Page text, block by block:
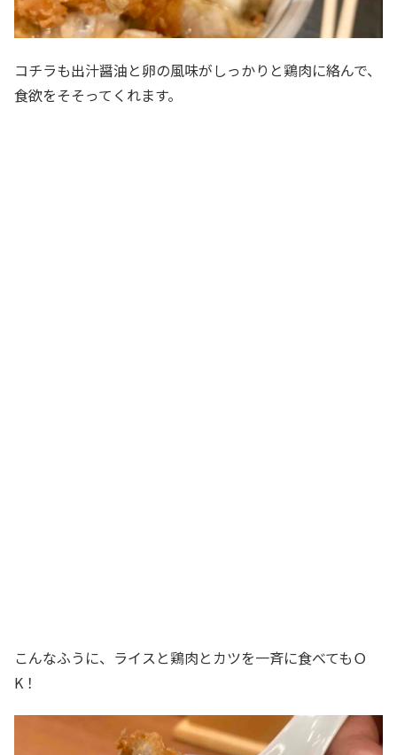
コチラも出汁醤油と卵の風味がしっかりと鶏肉に絡んで、
食欲をそそってくれます。
こんなふうに、ライスと鶏肉とカツを一斉に食べてもＯ
K！